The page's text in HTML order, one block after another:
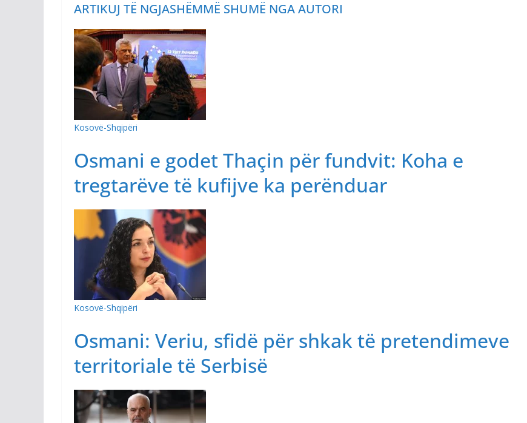
ARTIKUJ TË NGJASHËMMË SHUMË NGA AUTORI
Kosovë-Shqipëri
Osmani e godet Thaçin për fundvit: Koha e
tregtarëve të kufijve ka perënduar
Kosovë-Shqipëri
Osmani: Veriu, sfidë për shkak të pretendimeve
territoriale të Serbisë